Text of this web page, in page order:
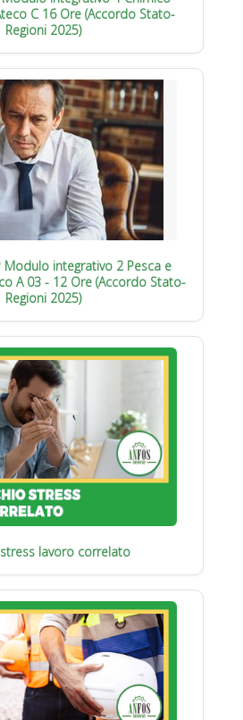
C 16 Ore (Accordo Stato-
Regioni 2025)
Modulo integrativo 2 Pesca e
A 03 - 12 Ore (Accordo Stato-
Regioni 2025)
lavoro correlato